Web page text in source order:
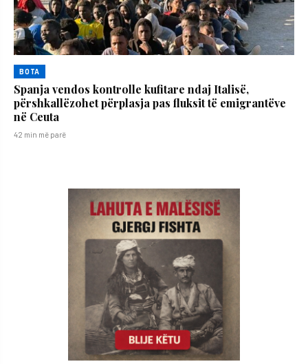
BOTA
Spanja vendos kontrolle kufitare ndaj Italisë,
përshkallëzohet përplasja pas fluksit të emigrantëve
në Ceuta
42 min më parë